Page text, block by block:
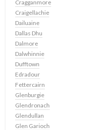
Cragganmore
Craigellachie
Dailuaine
Dallas Dhu
Dalmore
Dalwhinnie
Dufftown
Edradour
Fettercairn
Glenburgie
Glendronach
Glendullan
Glen Garioch